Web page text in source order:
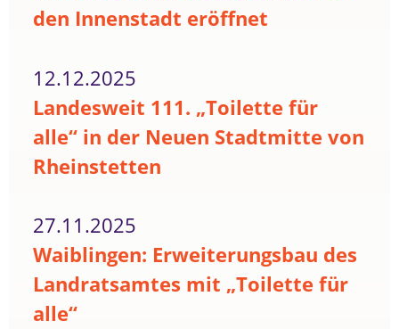
den Innenstadt eröffnet
12.12.2025
Landesweit 111. „Toilette für
alle“ in der Neuen Stadtmitte von
Rheinstetten
27.11.2025
Waiblingen: Erweiterungsbau des
Landratsamtes mit „Toilette für
alle“